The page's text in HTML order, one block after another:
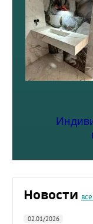
Новости
02.01/2026